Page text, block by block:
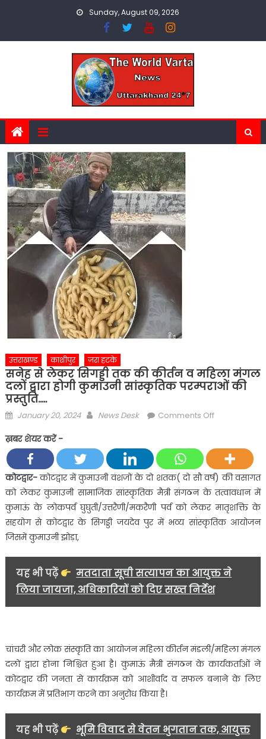
Sunday, August 09, 2026
उत्तराखण्ड काशीपुर ज़रा हटके
सनेह से लेकर सिगड्डी तक की कीर्तन व महिला मंगल
दलों द्वारा होगी कुमाउनी सांस्कृतिक परम्पराओं की
प्रस्तुति…..
Posted
January 20, 2024 Author
News Desk Comments Offon
लेकर
सिगड्डी
तक
की
कीर्तन
व
द्वारा
होगी
कुमाउनी
की
प्रस्तुति…..
ख़बर शेयर करें -
कोटद्वार-कोटद्वार में कुमाउनी वंशजों के दो शतक( दो सौ वर्ष) की वसागत
को लेकर कुमाउनी सामाजिक सांस्कृतिक मैत्री संगठन के तत्वावधान में
कुमाऊं के लोकपर्व घुघुती/उत्तरैणी/मकरैणी पर्व को लेकर मातृशक्ति के
सहयोग से कोटद्वार के सिगड्डी जयदेव पुर में भव्य सांस्कृतिक आयोजन
जिसमें कुमाउनी झोड़ा,
यह भी पढ़ें
मतदाता सूची सत्यापन का आयुक्त ने
लिया जायजा, अधिकारियों को दिए सख्त निर्देश
चांचरी और लोक संस्कृति का आयोजन महिला कीर्तन मंडली/महिला मंगल
दलों द्वारा होना निश्चित हुआ है। कुमाऊं मैत्री संगठन के कार्यकर्ताओं ने
कोटद्वार की जनता से कार्यक्रम को आशीर्वाद व सफल बनाने के लिए
कार्यक्रम में प्रतिभाग करने का अनुरोध किया है।
यह भी पढ़ें
भूमि विवाद से वेतन भुगतान तक, आयुक्त